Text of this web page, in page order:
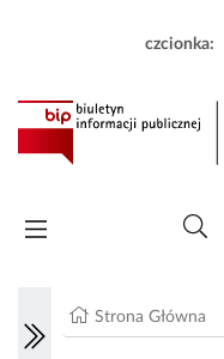
czcionka:
Strona Główna